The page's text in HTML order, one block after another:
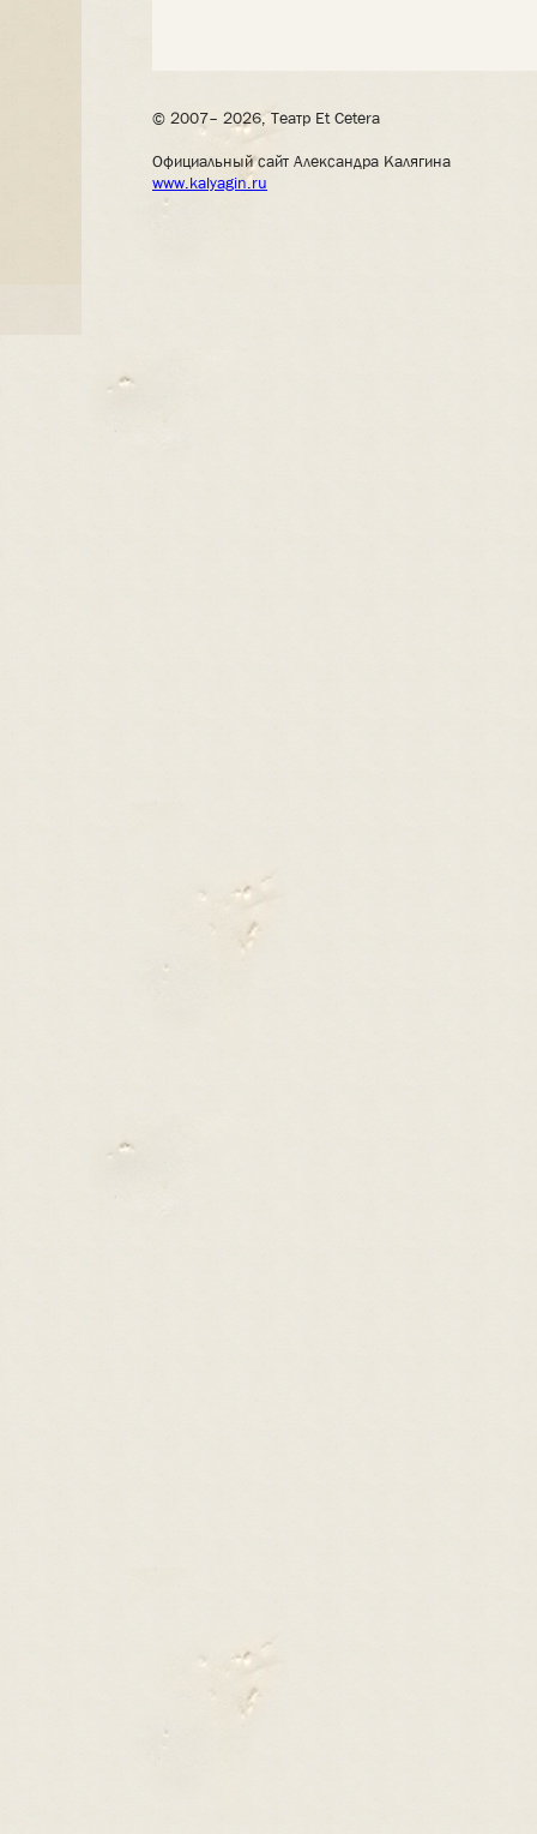
© 2007– 2026, Театр Et Cetera
Официальный сайт Александра Калягина
www.kalyagin.ru